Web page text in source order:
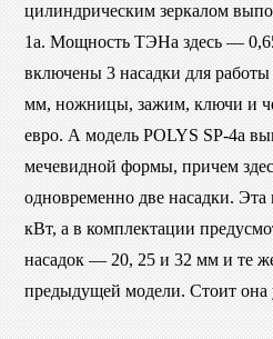
цилиндрическим зеркалом
1a. Мощность ТЭНа здесь —
включены 3 насадки для
мм, ножницы, зажим, ключи и
евро. А модель POLYS SP-4a
мечевидной формы, причем
одновременно две насадки.
кВт, а в комплектации
насадок — 20, 25 и 32 мм и те
предыдущей модели. Стоит она